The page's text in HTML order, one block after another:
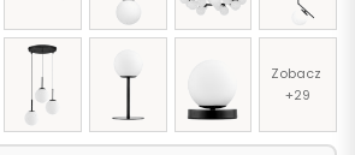
Zobacz
+29